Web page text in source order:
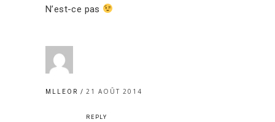
N’est-ce pas
MLLEOR 21 AOÛT 2014
REPLY